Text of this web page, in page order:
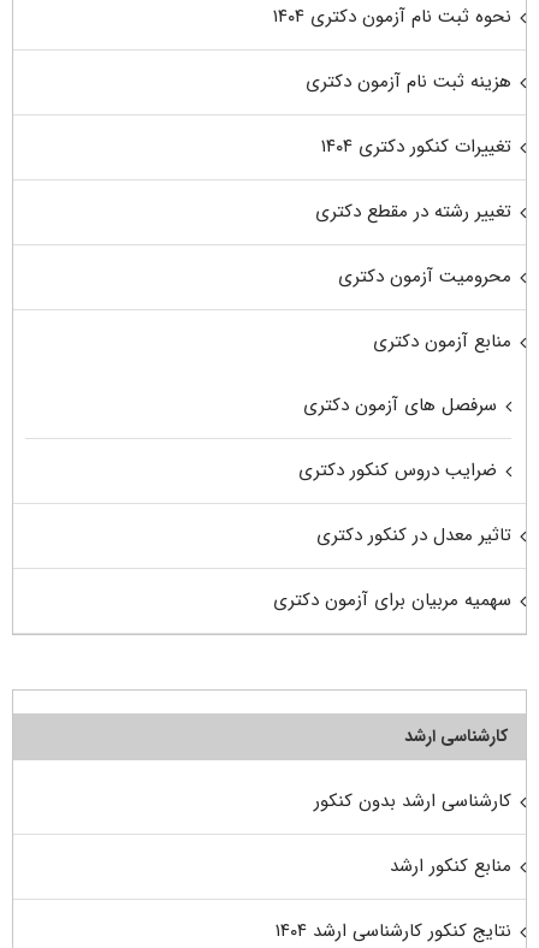
نحوه ثبت نام آزمون دکتری ۱۴۰۴
هزینه ثبت نام آزمون دکتری
تغییرات کنکور دکتری ۱۴۰۴
تغییر رشته در مقطع دکتری
محرومیت آزمون دکتری
منابع آزمون دکتری
سرفصل های آزمون دکتری
ضرایب دروس کنکور دکتری
تاثیر معدل در کنکور دکتری
سهمیه مربیان برای آزمون دکتری
کارشناسی ارشد
کارشناسی ارشد بدون کنکور
منابع کنکور ارشد
نتایج کنکور کارشناسی ارشد ۱۴۰۴